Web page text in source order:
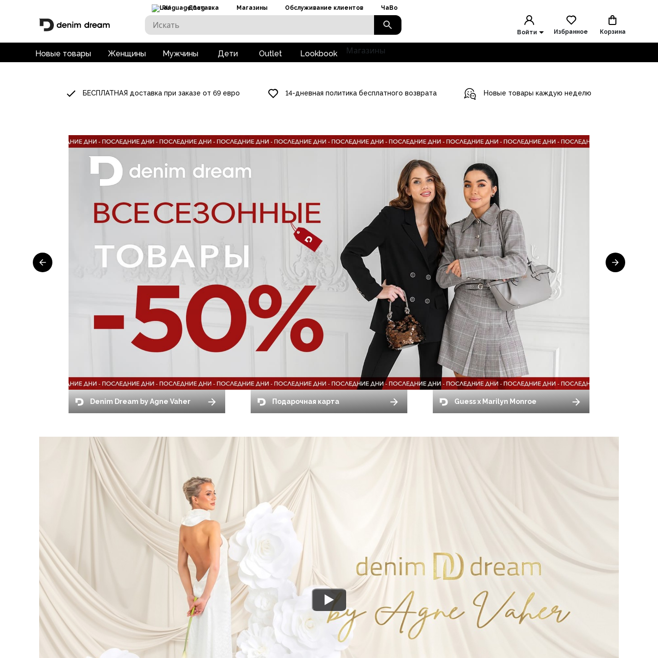
RU Доставка Магазины Обслуживание клиентов ЧаВо
Войти Избранное Корзина
Новые товары Женщины Мужчины Дети Outlet Lookbook Магазины
БЕСПЛАТНАЯ доставка при заказе от 69 евро 14-дневная политика бесплатного возврата Новые товары каждую неделю
Denim Dream by Agne Vaher Подарочная карта Guess x Marilyn Monroe